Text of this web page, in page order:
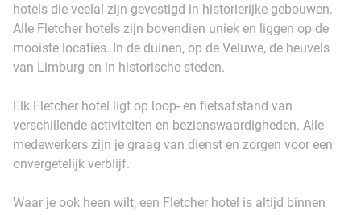
hotels die veelal zijn gevestigd in historierijke gebouwen.
Alle Fletcher hotels zijn bovendien uniek en liggen op de
mooiste locaties. In de duinen, op de Veluwe, de heuvels
van Limburg en in historische steden.
Elk Fletcher hotel ligt op loop- en fietsafstand van
verschillende activiteiten en bezienswaardigheden. Alle
medewerkers zijn je graag van dienst en zorgen voor een
onvergetelijk verblijf.
Waar je ook heen wilt, een Fletcher hotel is altijd binnen